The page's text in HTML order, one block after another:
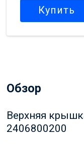
Купить
Обзор
Верхняя
2406800200